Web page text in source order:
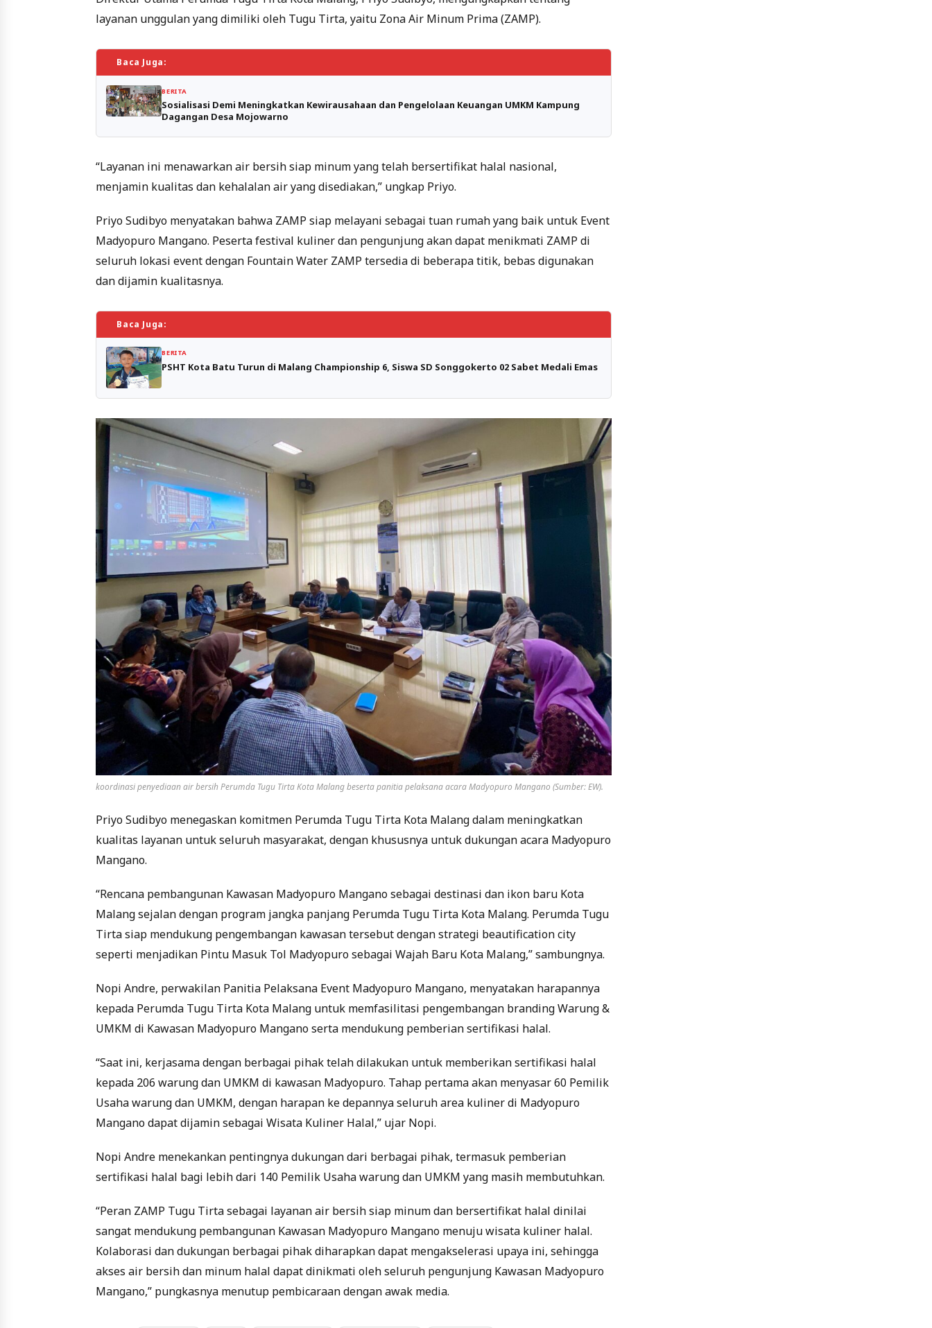
layanan unggulan yang dimiliki oleh Tugu Tirta, yaitu Zona Air Minum Prima (ZAMP).
Baca Juga:
BERITA
Sosialisasi Demi Meningkatkan Kewirausahaan dan Pengelolaan Keuangan UMKM Kampung
Dagangan Desa Mojowarno
“Layanan ini menawarkan air bersih siap minum yang telah bersertifikat halal nasional,
menjamin kualitas dan kehalalan air yang disediakan,” ungkap Priyo.
Priyo Sudibyo menyatakan bahwa ZAMP siap melayani sebagai tuan rumah yang baik untuk Event
Madyopuro Mangano. Peserta festival kuliner dan pengunjung akan dapat menikmati ZAMP di
seluruh lokasi event dengan Fountain Water ZAMP tersedia di beberapa titik, bebas digunakan
dan dijamin kualitasnya.
Baca Juga:
BERITA
PSHT Kota Batu Turun di Malang Championship 6, Siswa SD Songgokerto 02 Sabet Medali Emas
koordinasi penyediaan air bersih Perumda Tugu Tirta Kota Malang beserta panitia pelaksana acara Madyopuro Mangano (Sumber: EW).
Priyo Sudibyo menegaskan komitmen Perumda Tugu Tirta Kota Malang dalam meningkatkan
kualitas layanan untuk seluruh masyarakat, dengan khususnya untuk dukungan acara Madyopuro
Mangano.
“Rencana pembangunan Kawasan Madyopuro Mangano sebagai destinasi dan ikon baru Kota
Malang sejalan dengan program jangka panjang Perumda Tugu Tirta Kota Malang. Perumda Tugu
Tirta siap mendukung pengembangan kawasan tersebut dengan strategi beautification city
seperti menjadikan Pintu Masuk Tol Madyopuro sebagai Wajah Baru Kota Malang,” sambungnya.
Nopi Andre, perwakilan Panitia Pelaksana Event Madyopuro Mangano, menyatakan harapannya
kepada Perumda Tugu Tirta Kota Malang untuk memfasilitasi pengembangan branding Warung &
UMKM di Kawasan Madyopuro Mangano serta mendukung pemberian sertifikasi halal.
“Saat ini, kerjasama dengan berbagai pihak telah dilakukan untuk memberikan sertifikasi halal
kepada 206 warung dan UMKM di kawasan Madyopuro. Tahap pertama akan menyasar 60 Pemilik
Usaha warung dan UMKM, dengan harapan ke depannya seluruh area kuliner di Madyopuro
Mangano dapat dijamin sebagai Wisata Kuliner Halal,” ujar Nopi.
Nopi Andre menekankan pentingnya dukungan dari berbagai pihak, termasuk pemberian
sertifikasi halal bagi lebih dari 140 Pemilik Usaha warung dan UMKM yang masih membutuhkan.
“Peran ZAMP Tugu Tirta sebagai layanan air bersih siap minum dan bersertifikat halal dinilai
sangat mendukung pembangunan Kawasan Madyopuro Mangano menuju wisata kuliner halal.
Kolaborasi dan dukungan berbagai pihak diharapkan dapat mengakselerasi upaya ini, sehingga
akses air bersih dan minum halal dapat dinikmati oleh seluruh pengunjung Kawasan Madyopuro
Mangano,” pungkasnya menutup pembicaraan dengan awak media.